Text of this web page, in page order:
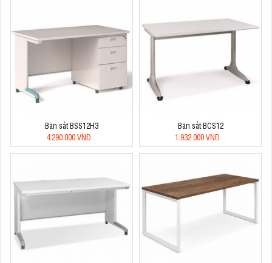
Bàn sắt BSS12H3
4.290.000 VNĐ
Bàn sắt BCS12
1.932.000 VNĐ